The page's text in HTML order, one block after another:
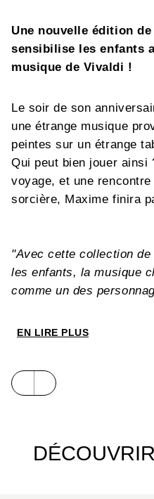
Une nouvelle édition
sensibilise les enfants
musique de Vivaldi !
Le soir de son
une étrange musique
peintes sur un étrange
Qui peut bien jouer ainsi
voyage, et une
sorcière, Maxime finira
"Avec cette collection
les enfants, la musique
comme un des
laissent venir en eux,
jamais..."
flashcode,raconté par
EN LIRE PLUS